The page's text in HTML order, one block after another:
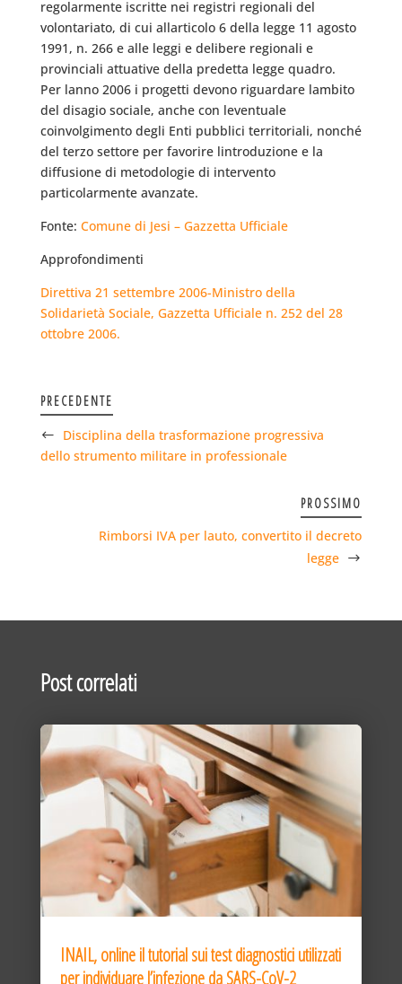
regolarmente iscritte nei registri regionali del
volontariato, di cui allarticolo 6 della legge 11 agosto
1991, n. 266 e alle leggi e delibere regionali e
provinciali attuative della predetta legge quadro.
Per lanno 2006 i progetti devono riguardare lambito
del disagio sociale, anche con leventuale
coinvolgimento degli Enti pubblici territoriali, nonché
del terzo settore per favorire lintroduzione e la
diffusione di metodologie di intervento
particolarmente avanzate.
Fonte: Comune di Jesi – Gazzetta Ufficiale
Approfondimenti
Direttiva 21 settembre 2006-Ministro della
Solidarietà Sociale, Gazzetta Ufficiale n. 252 del 28
ottobre 2006.
PRECEDENTE
Disciplina della trasformazione progressiva
dello strumento militare in professionale
PROSSIMO
Rimborsi IVA per lauto, convertito il decreto
legge
Post correlati
INAIL, online il tutorial sui test diagnostici utilizzati
per individuare l’infezione da SARS-CoV-2